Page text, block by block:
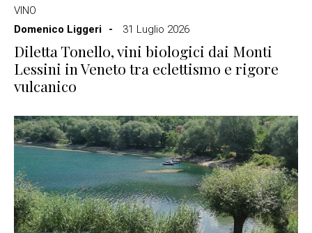
VINO
Domenico Liggeri
31 Luglio 2026
Diletta Tonello, vini biologici dai Monti
Lessini in Veneto tra eclettismo e rigore
vulcanico